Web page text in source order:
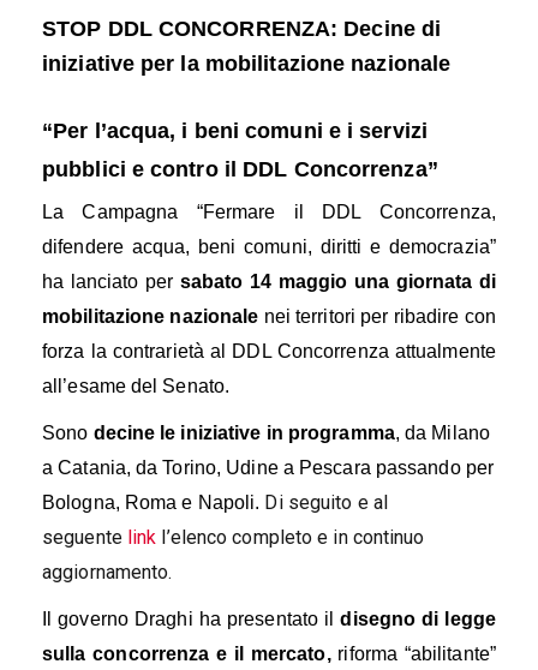
STOP DDL CONCORRENZA: Decine di
iniziative per la mobilitazione nazionale
“Per l’acqua, i beni comuni e i servizi
pubblici e contro il DDL Concorrenza”
La Campagna “Fermare il DDL Concorrenza,
difendere acqua, beni comuni, diritti e democrazia”
ha lanciato per sabato 14 maggio una giornata di
mobilitazione nazionale nei territori per ribadire con
forza la contrarietà al DDL Concorrenza attualmente
all’esame del Senato.
Sono decine le iniziative in programma, da Milano
a Catania, da Torino, Udine a Pescara passando per
Bologna, Roma e Napoli. Di seguito e al
seguente link l’elenco completo e in continuo
aggiornamento.
l governo Draghi ha presentato i ldisegno di legge
sulla concorrenza e il mercato,riforma “abilitante”